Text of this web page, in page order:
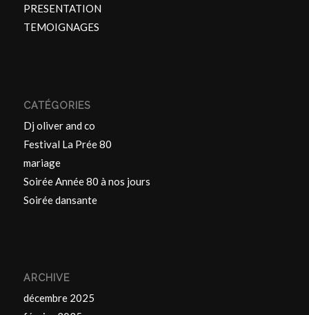
PRESENTATION
TEMOIGNAGES
CATÉGORIES
Dj oliver and co
Festival La Prée 80
mariage
Soirée Année 80 à nos jours
Soirée dansante
ARCHIVE
décembre 2025